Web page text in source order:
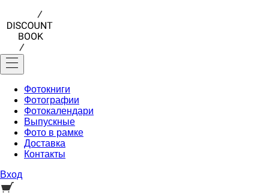
Фотокниги
Фотографии
Фотокалендари
Выпускные
Фото в рамке
Доставка
Контакты
Вход